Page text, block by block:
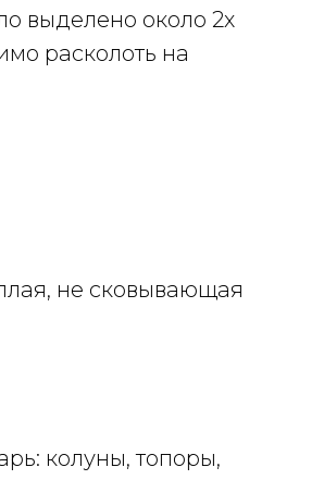
выделено около 2х
расколоть на
не сковывающая
колуны, топоры,